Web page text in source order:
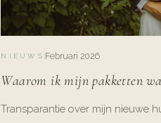
NIEUWS Februari 2026
Waarom ik mijn pakketten
Transparantie over mijn nieuwe